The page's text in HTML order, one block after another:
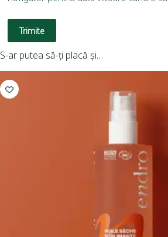
Trimite
S-ar putea să-ți placă și…